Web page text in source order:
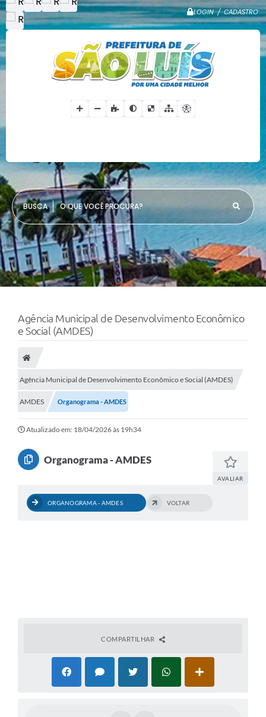
LOGIN / CADASTRO
O QUE VOCÊ PROCURA?
Agência Municipal de Desenvolvimento Econômico
e Social (AMDES)
Agência Municipal de Desenvolvimento Econômico e Social (AMDES)
AMDES Organograma - AMDES
Atualizado em: 18/04/2026 às 19h34
Organograma - AMDES
AVALIAR
ORGANOGRAMA - AMDES VOLTAR
COMPARTILHAR